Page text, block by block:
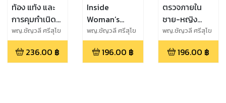
ท้อง แท้ง และ
การคุมกำเนิด
Pregnancy,
Abortion and
Family
พญ.ชัญวลี ศรีสุโข
236.00 ฿
Inside
Woman’s
Health รู้ลึก
สุขภาพ และโรค
ในร่างกายผู้
พญ.ชัญวลี ศรีสุโข
196.00 ฿
ตรวจภายใน
ชาย-หญิง
Male and
Female
Genital
พญ.ชัญวลี ศรีสุโข
196.00 ฿